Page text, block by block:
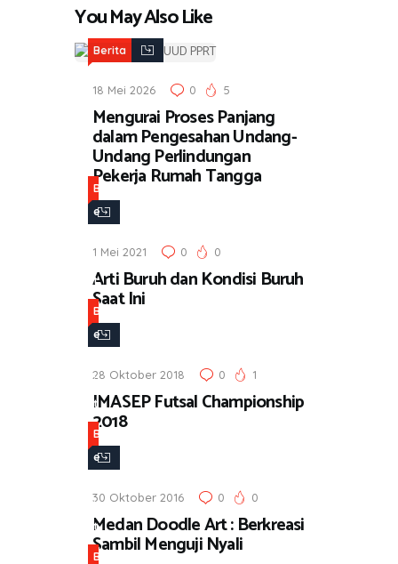
You May Also Like
Berita
18 Mei 2026 0 5
Mengurai Proses Panjang
dalam Pengesahan Undang-
Undang Perlindungan
Pekerja Rumah Tangga
B
e
i
t
a
1 Mei 2021 0 0
Arti Buruh dan Kondisi Buruh
Saat Ini
B
e
i
t
a
28 Oktober 2018 0 1
IMASEP Futsal Championship
2018
B
e
i
t
a
30 Oktober 2016 0 0
Medan Doodle Art : Berkreasi
Sambil Menguji Nyali
B